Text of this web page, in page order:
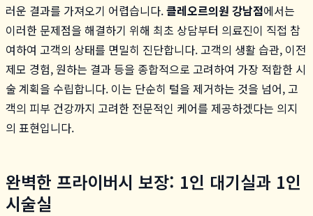
러운 결과를 가져오기 어렵습니다.클레오르의원 강남점에서는
이러한 문제점을 해결하기 위해 최초 상담부터 의료진이 직접 참
여하여 고객의 상태를 면밀히 진단합니다. 고객의 생활 습관, 이전
제모 경험, 원하는 결과 등을 종합적으로 고려하여 가장 적합한 시
술 계획을 수립합니다. 이는 단순히 털을 제거하는 것을 넘어, 고
객의 피부 건강까지 고려한 전문적인 케어를 제공하겠다는 의지
의 표현입니다.
완벽한 프라이버시 보장: 1인 대기실과 1인
시술실